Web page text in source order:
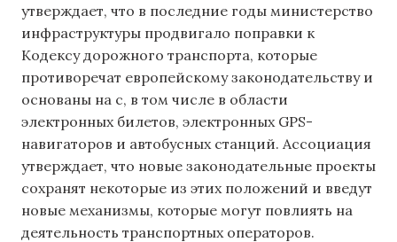
утверждает, что в последние годы министерство
инфраструктуры продвигало поправки к
Кодексу дорожного транспорта, которые
противоречат европейскому законодательству и
основаны на с, в том числе в области
электронных билетов, электронных GPS-
навигаторов и автобусных станций. Ассоциация
утверждает, что новые законодательные проекты
сохранят некоторые из этих положений и введут
новые механизмы, которые могут повлиять на
деятельность транспортных операторов.